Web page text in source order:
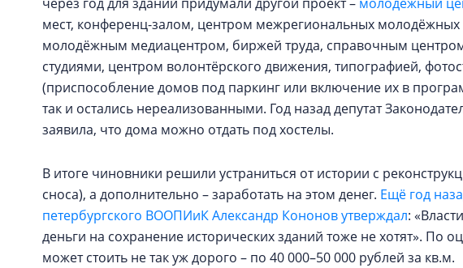
мест, конференц-залом, центром межрегиональных молодёжных
молодёжным медиацентром, биржей труда, справочным
студиями, центром волонтёрского движения, типографией,
(приспособление домов под паркинг или включение их в
так и остались нереализованными. Год назад депутат
заявила, что дома можно отдать под хостелы.
В итоге чиновники решили устраниться от истории с
сноса), а дополнительно – заработать на этом денег. Ещё год
петербургского ВООПИиК Александр Кононов утверждал:
деньги на сохранение исторических зданий тоже не хотят». По
может стоить не так уж дорого – по 40 000–50 000 рублей за кв.м.